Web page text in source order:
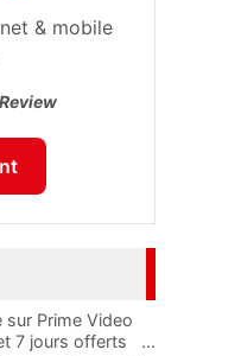
& mobile
sur Prime Video
7 jours offerts
...